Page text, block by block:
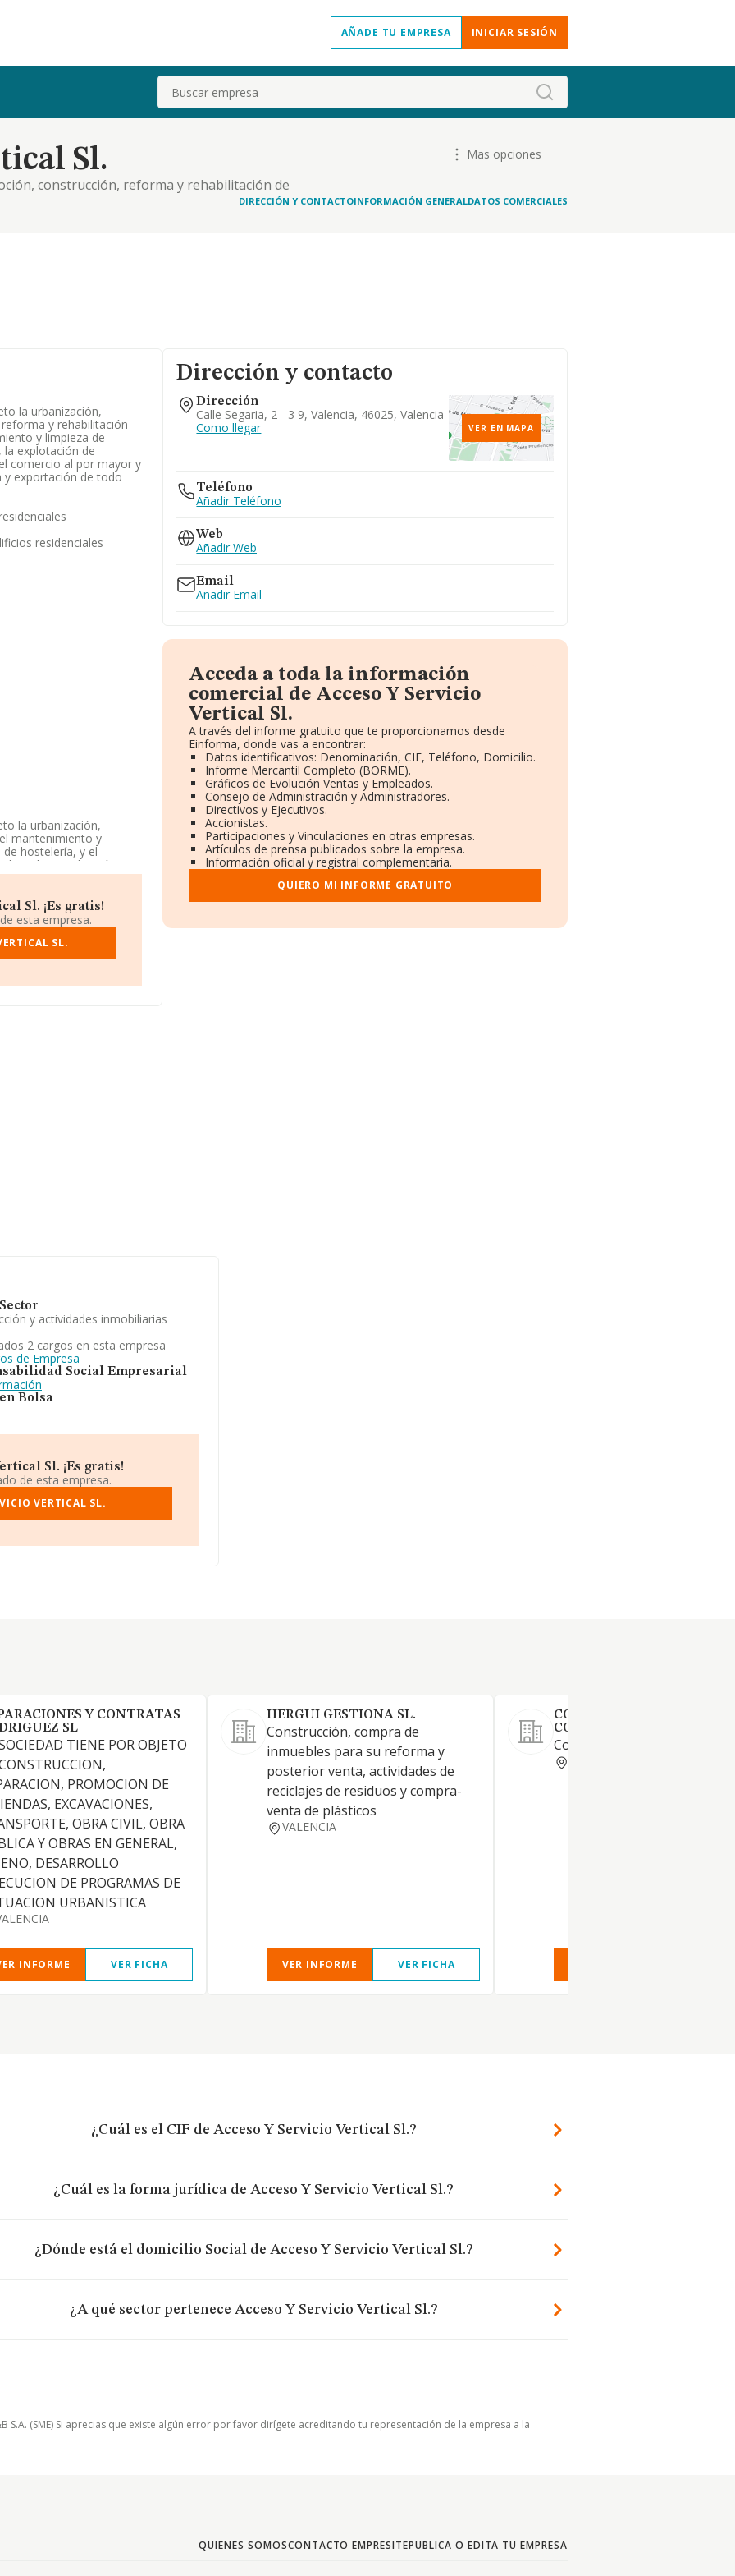
AÑADE TU EMPRESA INICIAR SESIÓN
Buscar
Sl.
construcción, reforma y rehabilitación de
e instalaciones, la explotación de negocios de
Mas opciones
DIRECCIÓN Y CONTACTOINFORMACIÓN GENERALDATOS COMERCIALES
la urbanización,
y rehabilitación
y limpieza de
la explotación de
comercio al por mayor y
exportación de todo
residenciales
la urbanización,
mantenimiento y
hostelería, y el
todo tipo de artíc. La
Su CNAE
situada en Calle Segaria
de la facturación
Sl. ¡Es gratis!
esta empresa.
SL.
Dirección y contacto
Dirección
Calle Segaria, 2 - 3 9, Valencia, 46025, Valencia
Como llegar
VER EN MAPA
Teléfono
Añadir Teléfono
Web
Añadir Web
Email
Añadir Email
Acceda a toda la información
comercial de Acceso Y Servicio
Vertical Sl.
A través del informe gratuito que te proporcionamos desde
Einforma, donde vas a encontrar:
Datos identificativos: Denominación, CIF, Teléfono, Domicilio.
Informe Mercantil Completo (BORME).
Gráficos de Evolución Ventas y Empleados.
Consejo de Administración y Administradores.
Directivos y Ejecutivos.
Accionistas.
Participaciones y Vinculaciones en otras empresas.
Artículos de prensa publicados sobre la empresa.
Información oficial y registral complementaria.
QUIERO MI INFORME GRATUITO
y actividades inmobiliarias
2 cargos en esta empresa
de Empresa
Social Empresarial
Bolsa
Sl. ¡Es gratis!
de esta empresa.
VERTICAL SL.
Y CONTRATAS
SL
TIENE POR OBJETO
PROMOCION DE
EXCAVACIONES,
OBRA CIVIL, OBRA
Y OBRAS EN GENERAL,
DESARROLLO
DE PROGRAMAS DE
URBANISTICA
INFORME VER FICHA
HERGUI GESTIONA SL.
Construcción, compra de
inmuebles para su reforma y
posterior venta, actividades de
reciclajes de residuos y compra-
venta de plásticos
VALENCIA
VER INFORME VER FICHA
COPRUSA INGENIERIA Y
CONSTRUCCION SL
Construcción y rehabilitación.
¿Cuál es el CIF de Acceso Y Servicio Vertical Sl.?
¿Cuál es la forma jurídica de Acceso Y Servicio Vertical Sl.?
¿Dónde está el domicilio Social de Acceso Y Servicio Vertical Sl.?
¿A qué sector pertenece Acceso Y Servicio Vertical Sl.?
(SME) Si aprecias que existe algún error por favor dirígete acreditando tu representación de la empresa a la
QUIENES SOMOSCONTACTO EMPRESITEPUBLICA O EDITA TU EMPRESA